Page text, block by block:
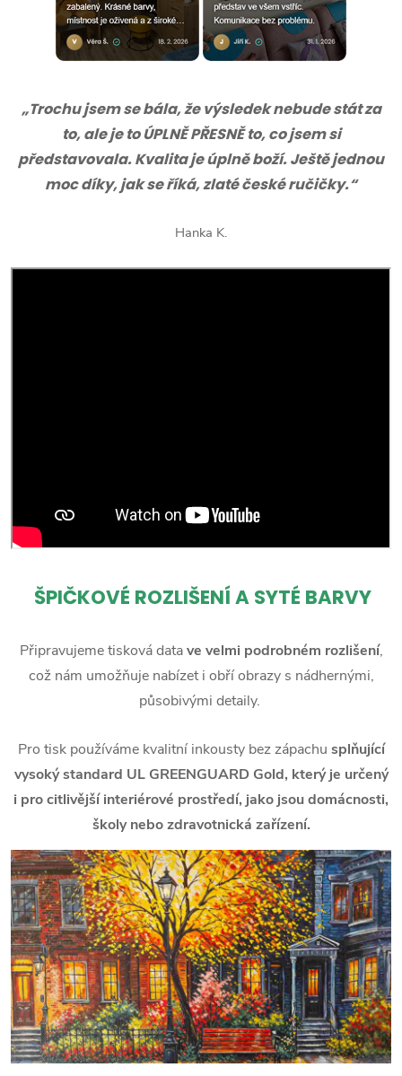
„Trochu jsem se bála, že výsledek nebude stát za
to, ale je to ÚPLNĚ PŘESNĚ to, co jsem si
představovala. Kvalita je úplně boží. Ještě jednou
moc díky, jak se říká, zlaté české ručičky.“
Hanka K.
ŠPIČKOVÉ ROZLIŠENÍ A SYTÉ BARVY
Připravujeme tisková datave velmi podrobném rozlišení,
což nám umožňuje nabízet i obří obrazy s nádhernými,
působivými detaily.
Pro tisk používáme kvalitní inkousty bez zápachu splňující
vysoký standard UL GREENGUARD Gold, který je určený
i pro citlivější interiérové prostředí, jako jsou domácnosti,
školy nebo zdravotnická zařízení.